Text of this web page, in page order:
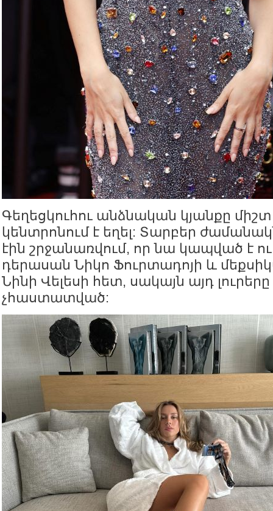
Գեղեցկուհու անձնական կյանքը միշտ
կենտրոնում է եղել: Տարբեր
էին շրջանառվում, որ նա կապված է
դերասան Նիկո Ֆուրտադոյի և
Նինի Վելեսի հետ, սակայն այդ
չհաստատված: